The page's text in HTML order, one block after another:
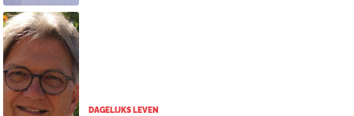
DAGELIJKS LEVEN